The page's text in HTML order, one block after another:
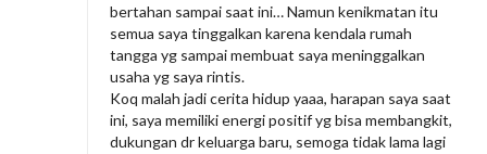
bertahan sampai saat ini… Namun kenikmatan itu
semua saya tinggalkan karena kendala rumah
tangga yg sampai membuat saya meninggalkan
usaha yg saya rintis.
Koq malah jadi cerita hidup yaaa, harapan saya saat
ini, saya memiliki energi positif yg bisa membangkit,
dukungan dr keluarga baru, semoga tidak lama lagi